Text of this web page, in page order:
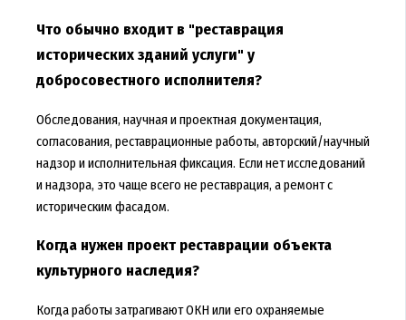
Что обычно входит в "реставрация
исторических зданий услуги" у
добросовестного исполнителя?
Обследования, научная и проектная документация,
согласования, реставрационные работы, авторский/научный
надзор и исполнительная фиксация. Если нет исследований
и надзора, это чаще всего не реставрация, а ремонт с
историческим фасадом.
Когда нужен проект реставрации объекта
культурного наследия?
Когда работы затрагивают ОКН или его охраняемые